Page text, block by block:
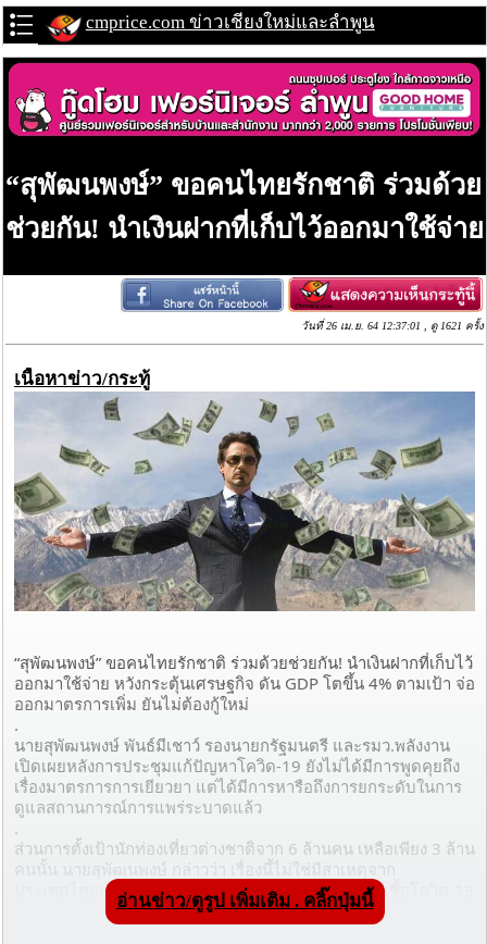
cmprice.com ข่าวเชียงใหม่และลำพูน
“สุพัฒนพงษ์” ขอคนไทยรักชาติ ร่วมด้วย
ช่วยกัน! นำเงินฝากที่เก็บไว้ออกมาใช้จ่าย
วันที่ 26 เม.ย. 64 12:37:01 , ดู 1621 ครั้ง
เนื้อหาข่าว/กระทู้
“สุพัฒนพงษ์” ขอคนไทยรักชาติ ร่วมด้วยช่วยกัน! นำเงินฝากที่เก็บไว้
ออกมาใช้จ่าย หวังกระตุ้นเศรษฐกิจ ดัน GDP โตขึ้น 4% ตามเป้า จ่อ
ออกมาตรการเพิ่ม ยันไม่ต้องกู้ใหม่
.
นายสุพัฒนพงษ์ พันธ์มีเชาว์ รองนายกรัฐมนตรี และรมว.พลังงาน
เปิดเผยหลังการประชุมแก้ปัญหาโควิด-19 ยังไม่ได้มีการพูดคุยถึง
เรื่องมาตรการการเยียวยา แต่ได้มีการหารือถึงการยกระดับในการ
ดูแลสถานการณ์การแพร่ระบาดแล้ว
.
ส่วนการตั้งเป้านักท่องเที่ยวต่างชาติจาก 6 ล้านคน เหลือเพียง 3 ล้าน
คนนั้น นายสุพัฒนพงษ์ กล่าวว่า เรื่องนี้ไม่ใช่มีสาเหตุจาก
ประเทศไทยเพียงอย่างเดียว ต่างชาติเองก็มีการระบาดเชื้อโควิด-19
ด้วยเช่นกัน แต่ยอมรับว่า เรื่องดังกล่าวกระทบต่อ GDP ของไทยและ
GDP ของทั่วโลก
อ่านข่าว/ดูรูป เพิ่มเติม . คลิ๊กปุ่มนี้